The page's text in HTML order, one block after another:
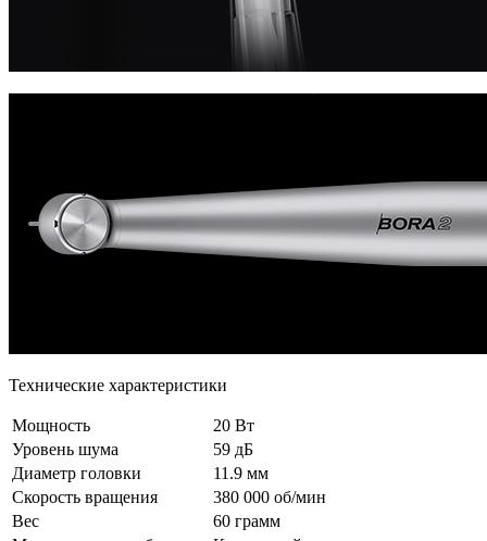
Технические характеристики
Мощность
20 Вт
Уровень шума
59 дБ
Диаметр головки
11.9 мм
Скорость вращения
380 000 об/мин
Вес
60 грамм